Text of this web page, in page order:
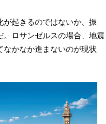
起きるのではないか、振
ロサンゼルスの場合、地震
なかなか進まないのが現状